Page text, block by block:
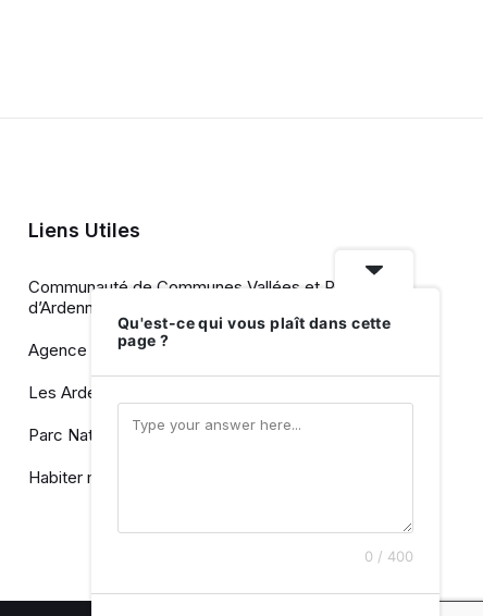
Liens Utiles
Communauté de Communes Vallées et Plateau
d’Ardenne
Agence de Développement Touristique
Les Ardennes, le Département
Parc Naturel des Ardennes
Habiter mieux en Ardennes
Qu'est-ce qui vous plaît dans cette
page ?
0 / 400